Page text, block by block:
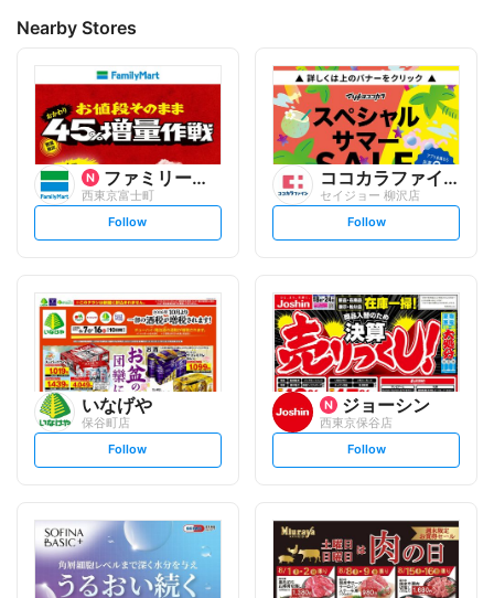
Nearby Stores
ファミリーマート
西東京富士町
s
t
o
w
Follow
ココカラファイン
セイジョー 柳沢店
s
t
l
o
w
Follow
いなげや
保谷町店
s
t
l
o
w
Follow
ジョーシン
西東京保谷店
s
t
l
w
Follow